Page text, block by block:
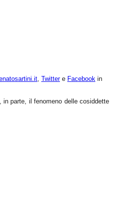
Twittere Facebook in
parte, il fenomeno delle cosiddette